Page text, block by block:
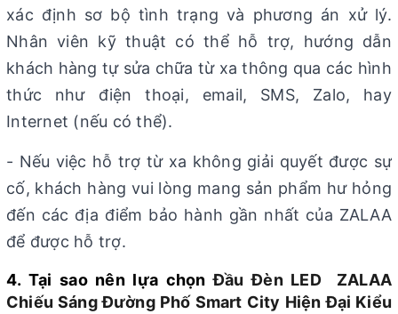
xác định sơ bộ tình trạng và phương án xử lý.
Nhân viên kỹ thuật có thể hỗ trợ, hướng dẫn
khách hàng tự sửa chữa từ xa thông qua các hình
thức như điện thoại, email, SMS, Zalo, hay
Internet (nếu có thể).
- Nếu việc hỗ trợ từ xa không giải quyết được sự
cố, khách hàng vui lòng mang sản phẩm hư hỏng
đến các địa điểm bảo hành gần nhất của ZALAA
để được hỗ trợ.
4. Tại sao nên lựa chọnĐầu Đèn LED ZALAA
Chiếu Sáng Đường Phố Smart City Hiện Đại Kiểu